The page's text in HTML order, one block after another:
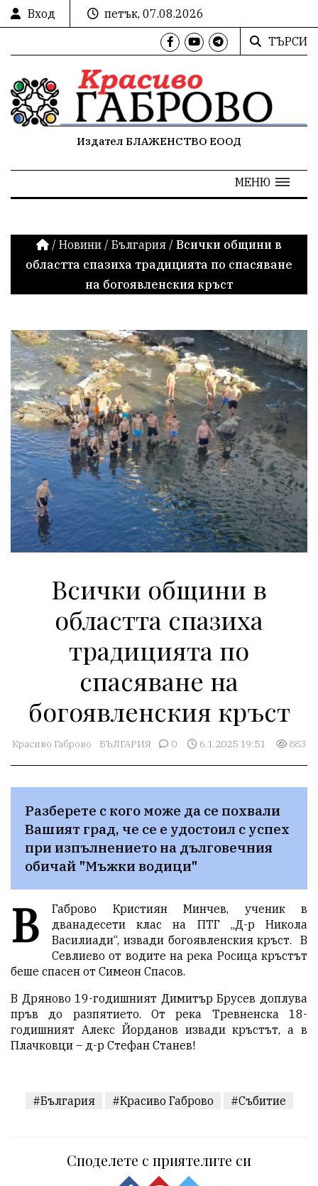
Вход
петък, 07.08.2026
ТЪРСИ
Издател БЛАЖЕНСТВО ЕООД
МЕНЮ
/ Новини / България / Всички общини в
областта спазиха традицията по спасяване
на богоявленския кръст
Всички общини в
областта спазиха
традицията по
спасяване на
богоявленския кръст
Красиво Габрово БЪЛГАРИЯ 0 6.1.2025 19:51 883
Разберете с кого може да се похвали
Вашият град, че се е удостоил с успех
при изпълнението на дълговечния
обичай "Мъжки водици"
В
Габрово Кристиян Минчев, ученик в
дванадесети клас на ПТГ „Д-р Никола
Василиади“, извади богоявленския кръст. В
Севлиево от водите на река Росица кръстът
беше спасен от Симеон Спасов.
В Дряново 19-годишният Димитър Брусев доплува
пръв до разпятието. От река Тревненска 18-
годишният Алекс Йорданов извади кръстът, а в
Плачковци – д-р Стефан Станев!
#България #Красиво Габрово #Събитие
Споделете с приятелите си